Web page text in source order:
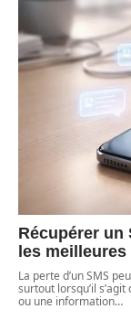
Récupérer un
les
La perte d’un SMS
surtout lorsqu’il
ou une information…